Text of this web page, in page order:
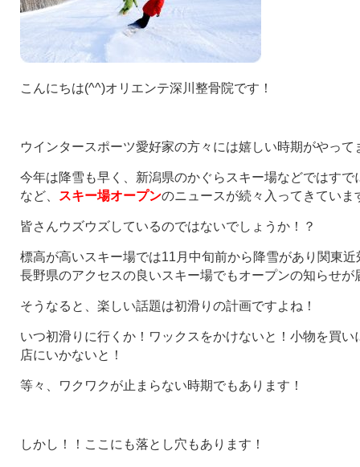
こんにちは(^^)オリエンテ深川整骨院です！
ウインタースポーツ愛好家の方々には嬉しい時期がやっ
今年は降雪も早く、新潟県のかぐらスキー場などではすで
など、
スキー場オープンのニュースが続々入ってきていま
皆さんウズウズしているのではないでしょうか！？
標高が高いスキー場では11月中旬前から降雪があり関東
長野県のアクセスの良いスキー場でもオープンの知らせが
そうなると、楽しい話題は初滑りの計画ですよね！
いつ初滑りに行くか！ワックスをかけないと！小物を買い
店にいかないと！
等々、ワクワクが止まらない時期でもあります！
しかし！！ここにも落とし穴もあります！